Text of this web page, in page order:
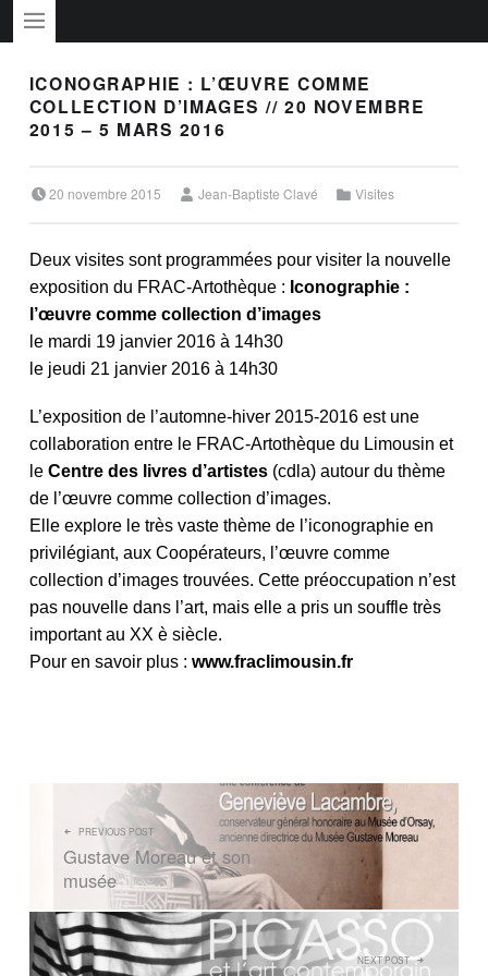
ICONOGRAPHIE : L’ŒUVRE COMME
COLLECTION D’IMAGES // 20 NOVEMBRE
2015 – 5 MARS 2016
20 novembre 2015 Jean-Baptiste Clavé Visites
Deux visites sont programmées pour visiter la nouvelle
exposition du FRAC-Artothèque : Iconographie :
l’œuvre comme collection d’images
le mardi 19 janvier 2016 à 14h30
le jeudi 21 janvier 2016 à 14h30
L’exposition de l’automne-hiver 2015-2016 est une
collaboration entre le FRAC-Artothèque du Limousin et
le Centre des livres d’artistes(cdla) autour du thème
de l’œuvre comme collection d’images.
Elle explore le très vaste thème de l’iconographie en
privilégiant, aux Coopérateurs, l’œuvre comme
collection d’images trouvées. Cette préoccupation n’est
pas nouvelle dans l’art, mais elle a pris un souffle très
important au XX è siècle.
Pour en savoir plus : www.fraclimousin.fr
PREVIOUS POST
Gustave Moreau et son
musée
NEXT POST